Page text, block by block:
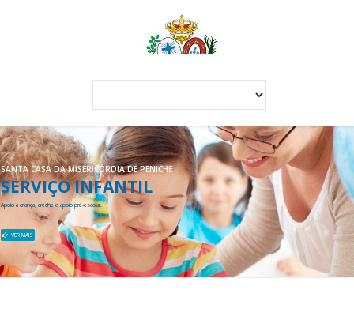
SANTA CASA DA MISERICÓRDIA DE PENICHE
SERVIÇO INFANTIL
Apoio à criança, creche e apoio pré-escolar.
VER MAIS